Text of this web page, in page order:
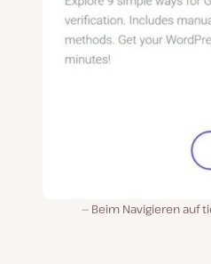
Beim Navigieren auf